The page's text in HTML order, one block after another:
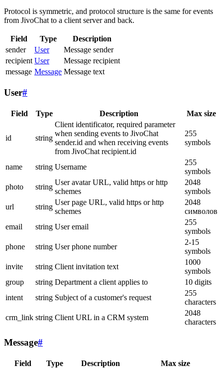
Protocol is symmetric, and protocol structure is the same for events
from JivoChat to a client server and back.
Field Type
Description
sender
User
Message sender
recipient User
Message recipient
message Message Message text
User#
Field Type Description Max size
id string
Client identificator, required parameter
when sending events to JivoChat
sender.id and when receiving events
from JivoChat recipient.id
255
symbols
name string Username
255
symbols
photo
string
User avatar URL, valid https or http
schemes
2048
symbols
url
string
User page URL, valid https or http
schemes
2048
символов
email
string User email
255
symbols
phone
string User phone number
2-15
symbols
invite
string Client invitation text
1000
symbols
group
string Department a client applies to
10 digits
intent
string Subject of a customer's request
255
characters
crm_link string Client URL in a CRM system
2048
characters
Message#
Field Type Description Max size